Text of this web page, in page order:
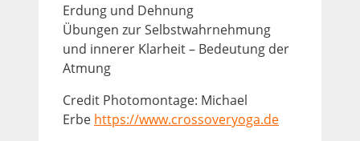
Erdung und Dehnung
Übungen zur Selbstwahrnehmung
und innerer Klarheit – Bedeutung der
Atmung
Credit Photomontage: Michael
Erbe https://www.crossoveryoga.de